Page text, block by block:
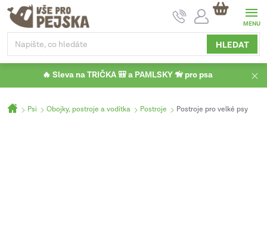
Přejít
obsah
HLEDAT
NÁKUPNÍ
KOŠÍK
🔥 Sleva na TRIČKA 🎒 a PAMLSKY 🦮 pro psa
Domů
Psi Obojky, postroje a vodítka Postroje Postroje pro velké psy